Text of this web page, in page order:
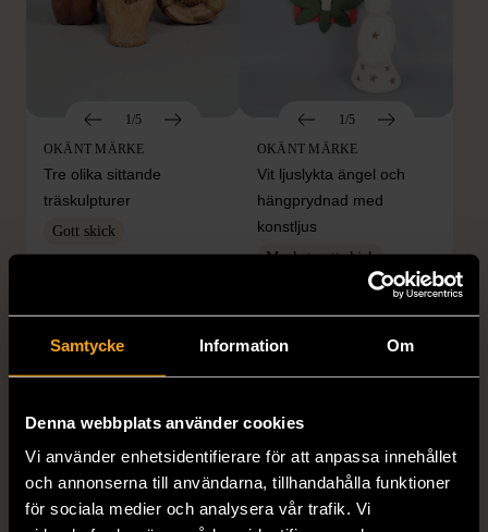
Samtycke Information Om
Denna webbplats använder cookies
Vi använder enhetsidentifierare för att anpassa innehållet
och annonserna till användarna, tillhandahålla funktioner
för sociala medier och analysera vår trafik. Vi
1/5
OKÄNT MÄRKE
Tre olika sittande
träskulpturer
Gott skick
1/5
OKÄNT MÄRKE
Vit ljuslykta ängel och
hängprydnad med
konstljus
Mycket gott skick